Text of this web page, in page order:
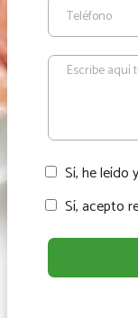
Sí, he leído
Sí, acepto